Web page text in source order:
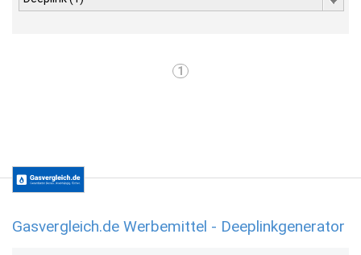
1
Gasvergleich.de Werbemittel - Deeplinkgenerator